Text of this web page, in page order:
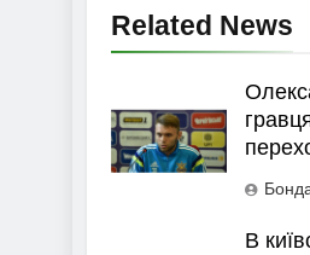
Related News
В